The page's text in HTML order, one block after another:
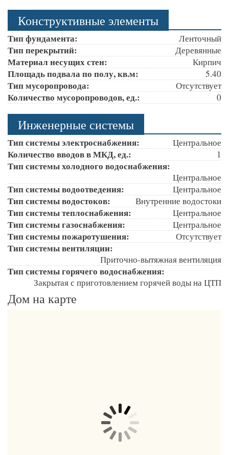
Конструктивные элементы
Тип фундамента: Ленточный
Тип перекрытий: Деревянные
Материал несущих стен: Кирпич
Площадь подвала по полу, кв.м: 5.40
Тип мусоропровода: Отсутствует
Количество мусоропроводов, ед.: 0
Инженерные системы
Тип системы электроснабжения: Центральное
Количество вводов в МКД, ед.: 1
Тип системы холодного водоснабжения:
Центральное
Тип системы водоотведения: Центральное
Тип системы водостоков: Внутренние водостоки
Тип системы теплоснабжения: Центральное
Тип системы газоснабжения: Центральное
Тип системы пожаротушения: Отсутствует
Тип системы вентиляции:
Приточно-вытяжная вентиляция
Тип системы горячего водоснабжения:
Закрытая с приготовлением горячей воды на ЦТП
Дом на карте